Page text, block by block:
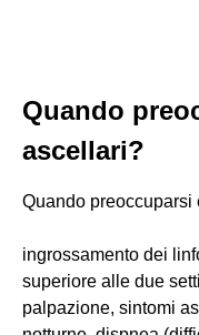
Quando
ascellari?
Quando
ingrossamento dei
superiore alle due
palpazione, sintomi